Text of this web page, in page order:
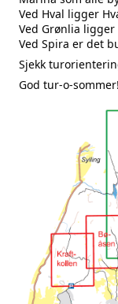
Ved Hval ligger
Ved Grønlia
Ved Spira er det
Sjekk
God tur-o-sommer!